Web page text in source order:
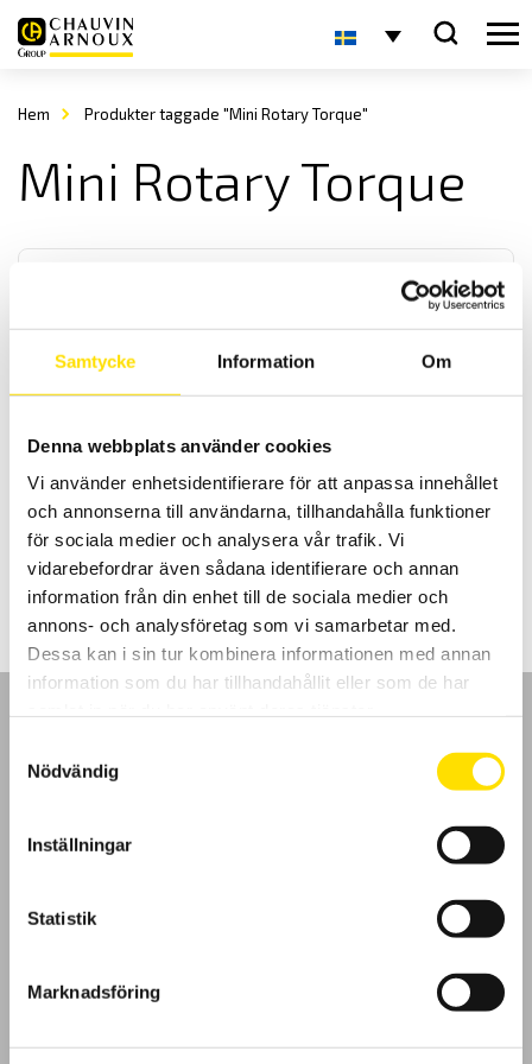
Samtycke Information Om
Denna webbplats använder cookies
Vi använder enhetsidentifierare för att anpassa innehållet
och annonserna till användarna, tillhandahålla funktioner
för sociala medier och analysera vår trafik. Vi
vidarebefordrar även sådana identifierare och annan
information från din enhet till de sociala medier och
annons- och analysföretag som vi samarbetar med.
Dessa kan i sin tur kombinera informationen med annan
information som du har tillhandahållit eller som de har
Nödvändig
Inställningar
Statistik
Marknadsföring
Hem Produkter taggade "Mini Rotary Torque"
Mini Rotary Torque
mN.m till 1 N.m., används med SMART-kontakt för anslutning till AFG
LÄS MER
Kundundersökning